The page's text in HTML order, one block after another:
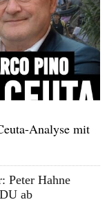
Analyse mit
Peter Hahne
ab